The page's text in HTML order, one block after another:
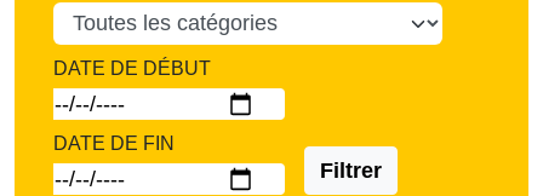
DATE DE DÉBUT
DATE DE FIN
Filtrer